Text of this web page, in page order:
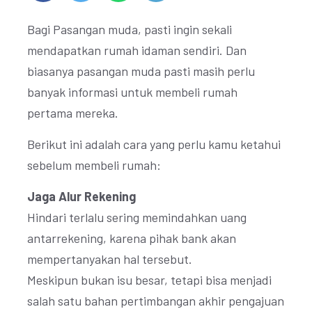
Bagi Pasangan muda, pasti ingin sekali
mendapatkan rumah idaman sendiri. Dan
biasanya pasangan muda pasti masih perlu
banyak informasi untuk membeli rumah
pertama mereka.
Berikut ini adalah cara yang perlu kamu ketahui
sebelum membeli rumah:
Jaga Alur Rekening
Hindari terlalu sering memindahkan uang
antarrekening, karena pihak bank akan
mempertanyakan hal tersebut.
Meskipun bukan isu besar, tetapi bisa menjadi
salah satu bahan pertimbangan akhir pengajuan